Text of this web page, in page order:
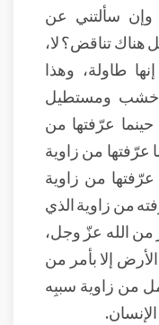
سألتني عن
تناقض؟ لا،
طاولة، وهذا
خشب ومستطيل
عرّفتها من
من زاوية
من زاوية
من زاوية الذي
من الله عزّ وجل،
إلا بأمر من
من زاوية سببِه